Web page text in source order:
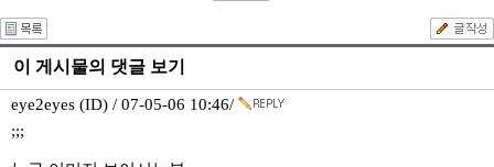
이 게시물의 댓글 보기
eye2eyes (ID) / 07-05-06 10:46/
;;;